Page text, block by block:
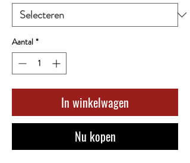
Aantal *
In winkelwagen
Nu kopen